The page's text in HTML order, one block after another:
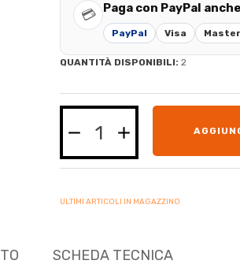
💳 Paga con PayPal
PayPal Visa
QUANTITÀ DISPONIBILI: 2
ULTIMI ARTICOLI IN MAGAZZINO
SCHEDA TECNICA